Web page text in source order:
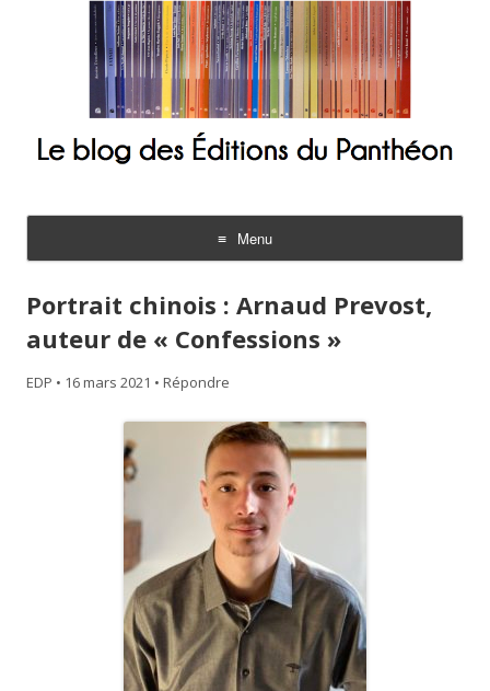
Menu
Aller
contenu
Portrait chinois : Arnaud Prevost,
auteur de « Confessions »
EDP • 16 mars 2021 • Répondre